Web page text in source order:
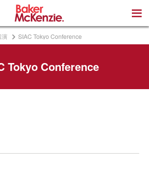
SIAC Tokyo Conference
Tokyo Conference